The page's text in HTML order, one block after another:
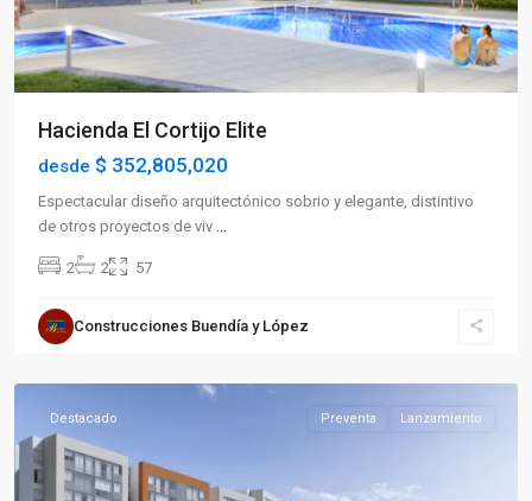
Hacienda El Cortijo Elite
desde $ 352,805,020
Espectacular diseño arquitectónico sobrio y elegante, distintivo
de otros proyectos de viv
2 2 57
Construcciones Buendía y López
Sector
Sur,
Destacado Preventa Lanzamiento